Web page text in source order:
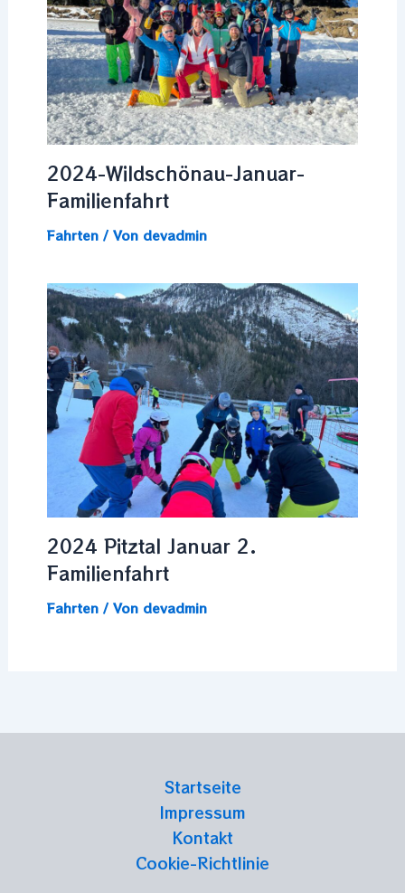
2024-Wildschönau-Januar-
Familienfahrt
Fahrten/ Von devadmin
2024 Pitztal Januar 2.
Familienfahrt
Fahrten/ Von devadmin
Startseite
Impressum
Kontakt
Cookie-Richtlinie